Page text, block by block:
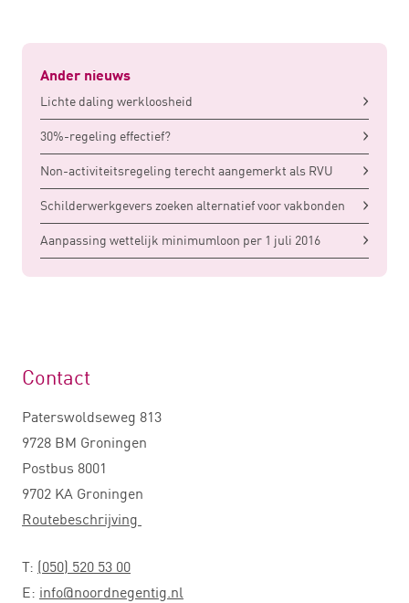
Ander nieuws
Lichte daling werkloosheid
30%-regeling effectief?
Non-activiteitsregeling terecht aangemerkt als RVU
Schilderwerkgevers zoeken alternatief voor vakbonden
Aanpassing wettelijk minimumloon per 1 juli 2016
Contact
Paterswoldseweg 813
9728 BM Groningen
Postbus 8001
9702 KA Groningen
Routebeschrijving
T: (050) 520 53 00
E: info@noordnegentig.nl